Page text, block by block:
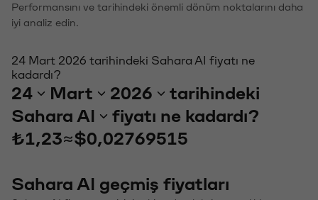
Performansını ve tarihindeki önemli dönüm noktalarını daha
iyi analiz edin.
24 Mart 2026 tarihindeki Sahara AI fiyatı ne
kadardı?
24 Mart 2026
tarihindeki
Sahara AI
fiyatı ne kadardı?
₺1,23≈$0,02769515
Sahara AI geçmiş fiyatları